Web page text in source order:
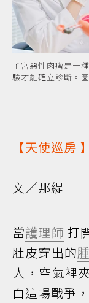
子宮惡性肉瘤是一
驗才能確立診斷。
【天使巡房 】
文／那緹
當護理師 打
肚皮穿出的
人，空氣裡
白這場戰爭